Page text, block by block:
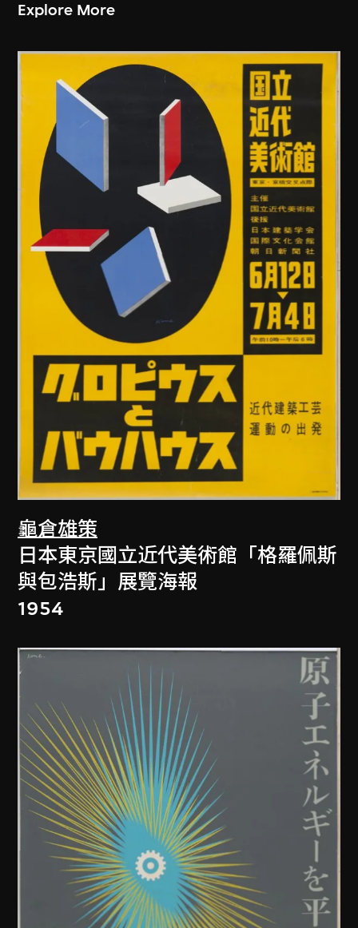
Explore More
龜倉雄策
日本東京國立近代美術館「格羅佩斯
與包浩斯」展覽海報
1954